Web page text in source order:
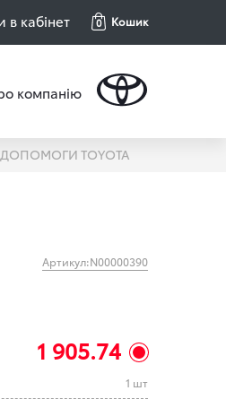
в кабінет 0 Кошик
компанію
TOYOTA
Артикул:N00000390
1 905.74
1 шт